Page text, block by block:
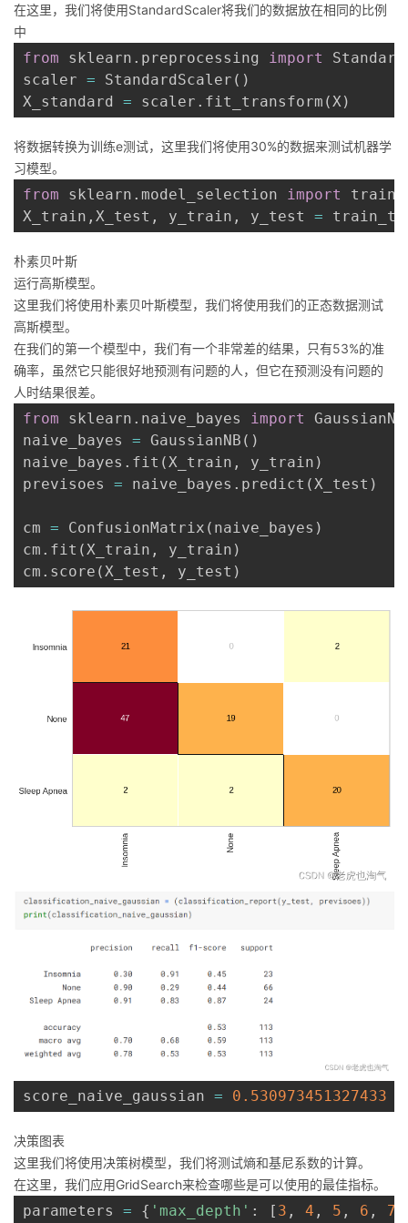
在这里，我们将使用StandardScaler将我们的数据放在相同的比例
中
from sklearn . preprocessing import
scaler = StandardScaler ( )
X_standard = scaler . fit_transform ( X )
将数据转换为训练e测试，这里我们将使用30%的数据来测试机器学
习模型。
from sklearn . model_selection import
X_train , X_test , y_train , y_test =
朴素贝叶斯
运行高斯模型。
这里我们将使用朴素贝叶斯模型，我们将使用我们的正态数据测试
高斯模型。
在我们的第一个模型中，我们有一个非常差的结果，只有53%的准
确率，虽然它只能很好地预测有问题的人，但它在预测没有问题的
人时结果很差。
from sklearn . naive_bayes import
GaussianNB
naive_bayes = GaussianNB ( )
naive_bayes . fit ( X_train , y_train )
previsoes = naive_bayes . predict ( X_test )
cm = ConfusionMatrix ( naive_bayes )
cm . fit ( X_train , y_train )
cm . score ( X_test , y_test )
score_naive_gaussian = 0.530973451327433
决策图表
这里我们将使用决策树模型，我们将测试熵和基尼系数的计算。
在这里，我们应用GridSearch来检查哪些是可以使用的最佳指标。
parameters = { 'max_depth' : [ 3 , 4 , 5 , 6 , 7